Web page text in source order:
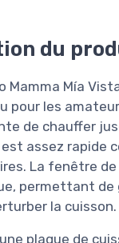
du
Mamma Mía
pour les
de chauffer
assez rapide
La fenêtre
permettant de
la cuisson.
plaque de